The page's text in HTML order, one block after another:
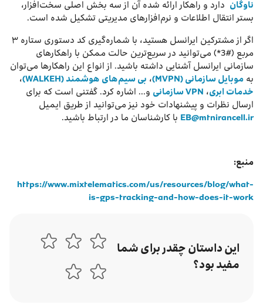
ناوگان دارد و راهکار ارائه شده آن از سه بخش اصلی سخت‌افزار،
بستر انتقال اطلاعات و نرم‌افزارهای مدیریتی تشکیل شده است.
اگر از مشترکین ایرانسل هستید، با شماره‌گیری کد دستوری ستاره ۳
مربع (#3*) می‌توانید در سریع‌ترین حالت ممکن با راهکارهای
سازمانی ایرانسل آشنایی داشته باشید. از انواع این راهکارها می‌توان
به موبایل سازمانی (MVPN) ، بی ‌سیم‌های هوشمند (WALKEH)
،
خدمات ابری، VPN سازمانی
و… اشاره کرد. گفتنی است که برای
ارسال نظرات و پیشنهادات خود نیز می‌توانید از طریق ایمیل
EB@mtnirancell.ir با کارشناسان ما در ارتباط باشید.
منبع:
https://www.mixtelematics.com/us/resources/blog/what-
is-gps-tracking-and-how-does-it-work
این داستان چقدر برای شما
مفید بود؟